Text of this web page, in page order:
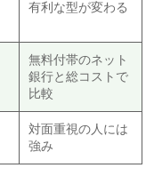
有利な型が変わる
無料付帯のネット
銀行と総コストで
比較
対面重視の人には
強み